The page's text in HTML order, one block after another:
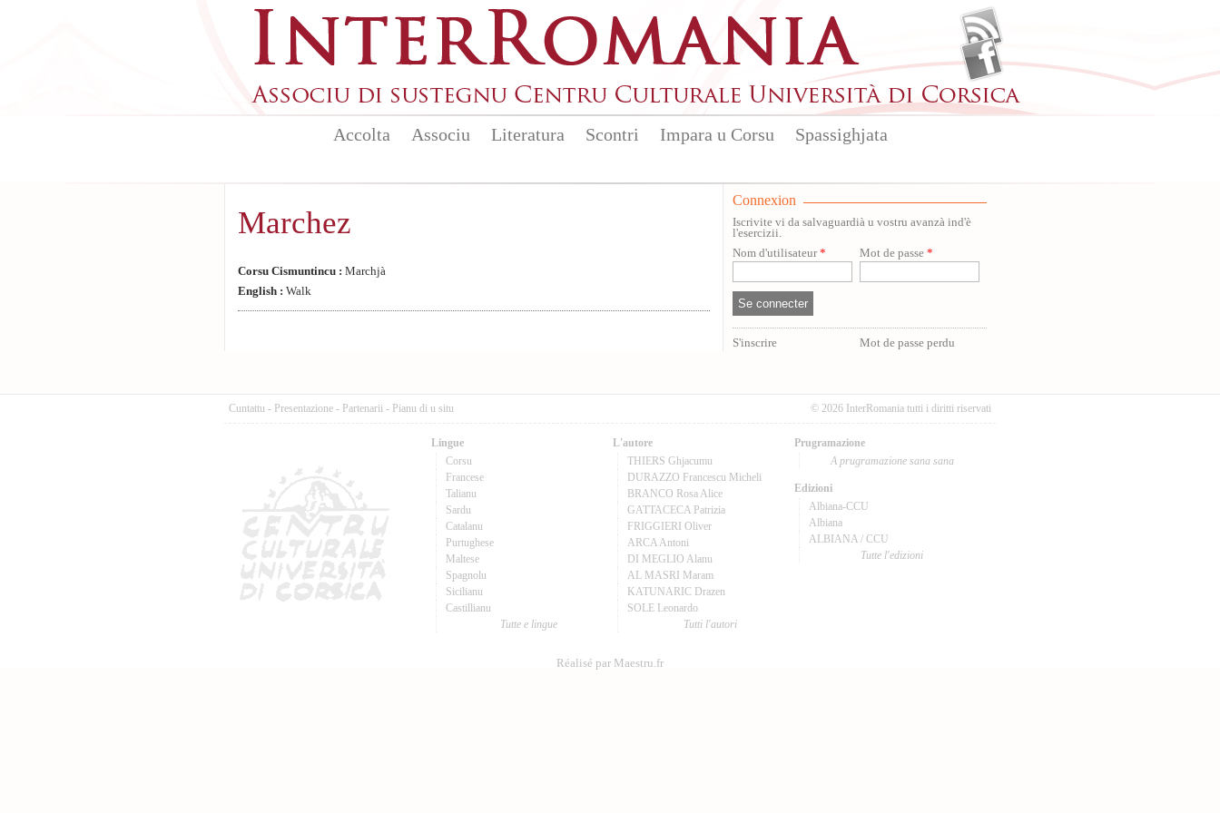
Accolta Associu Literatura Scontri Impara u Corsu Spassighjata
Marchez
Corsu Cismuntincu : Marchjà
English : Walk
Connexion
Iscrivite vi da salvaguardià u vostru avanzà ind'è
l'esercizii.
Nom d'utilisateur* Mot de passe *
S'inscrire Mot de passe perdu
Cuntattu - Presentazione - Partenarii - Pianu di u situ © 2026 InterRomania tutti i diritti riservati
Lingue
Corsu
Francese
Talianu
Sardu
Catalanu
Purtughese
Maltese
Spagnolu
Sicilianu
Castillianu
Tutte e lingue
L'autore
THIERS Ghjacumu
DURAZZO Francescu Micheli
BRANCO Rosa Alice
GATTACECA Patrizia
FRIGGIERI Oliver
ARCA Antoni
DI MEGLIO Alanu
AL MASRI Maram
KATUNARIC Drazen
SOLE Leonardo
Tutti l'autori
Prugramazione
A prugramazione sana sana
Edizioni
Albiana-CCU
Albiana
ALBIANA / CCU
Tutte l'edizioni
Réalisé par Maestru.fr